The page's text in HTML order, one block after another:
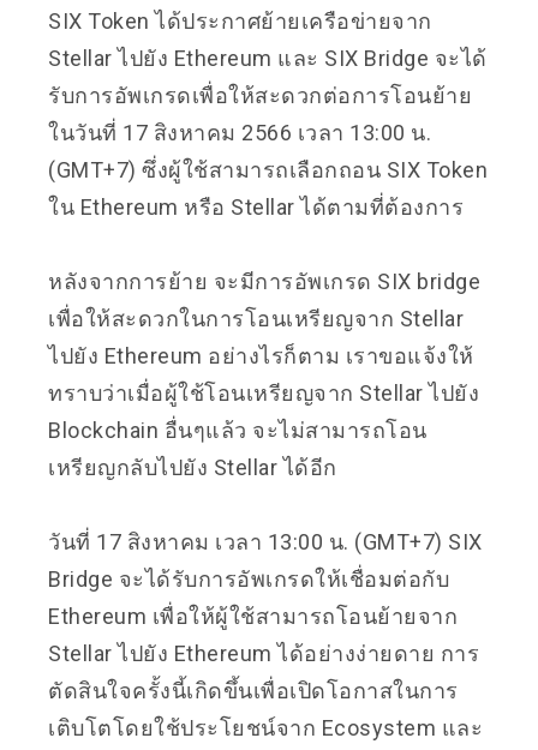
SIX Token ได้ประกาศย้ายเครือข่ายจาก
Stellar ไปยัง Ethereum และ SIX Bridge จะได้
รับการอัพเกรดเพื่อให้สะดวกต่อการโอนย้าย
ในวันที่ 17 สิงหาคม 2566 เวลา 13:00 น.
(GMT+7) ซึ่งผู้ใช้สามารถเลือกถอน SIX Token
ใน Ethereum หรือ Stellar ได้ตามที่ต้องการ
หลังจากการย้าย จะมีการอัพเกรด SIX bridge
เพื่อให้สะดวกในการโอนเหรียญจาก Stellar
ไปยัง Ethereum อย่างไรก็ตาม เราขอแจ้งให้
ทราบว่าเมื่อผู้ใช้โอนเหรียญจาก Stellar ไปยัง
Blockchain อื่นๆแล้ว จะไม่สามารถโอน
เหรียญกลับไปยัง Stellar ได้อีก
วันที่ 17 สิงหาคม เวลา 13:00 น. (GMT+7) SIX
Bridge จะได้รับการอัพเกรดให้เชื่อมต่อกับ
Ethereum เพื่อให้ผู้ใช้สามารถโอนย้ายจาก
Stellar ไปยัง Ethereum ได้อย่างง่ายดาย การ
ตัดสินใจครั้งนี้เกิดขึ้นเพื่อเปิดโอกาสในการ
เติบโตโดยใช้ประโยชน์จาก Ecosystem และ